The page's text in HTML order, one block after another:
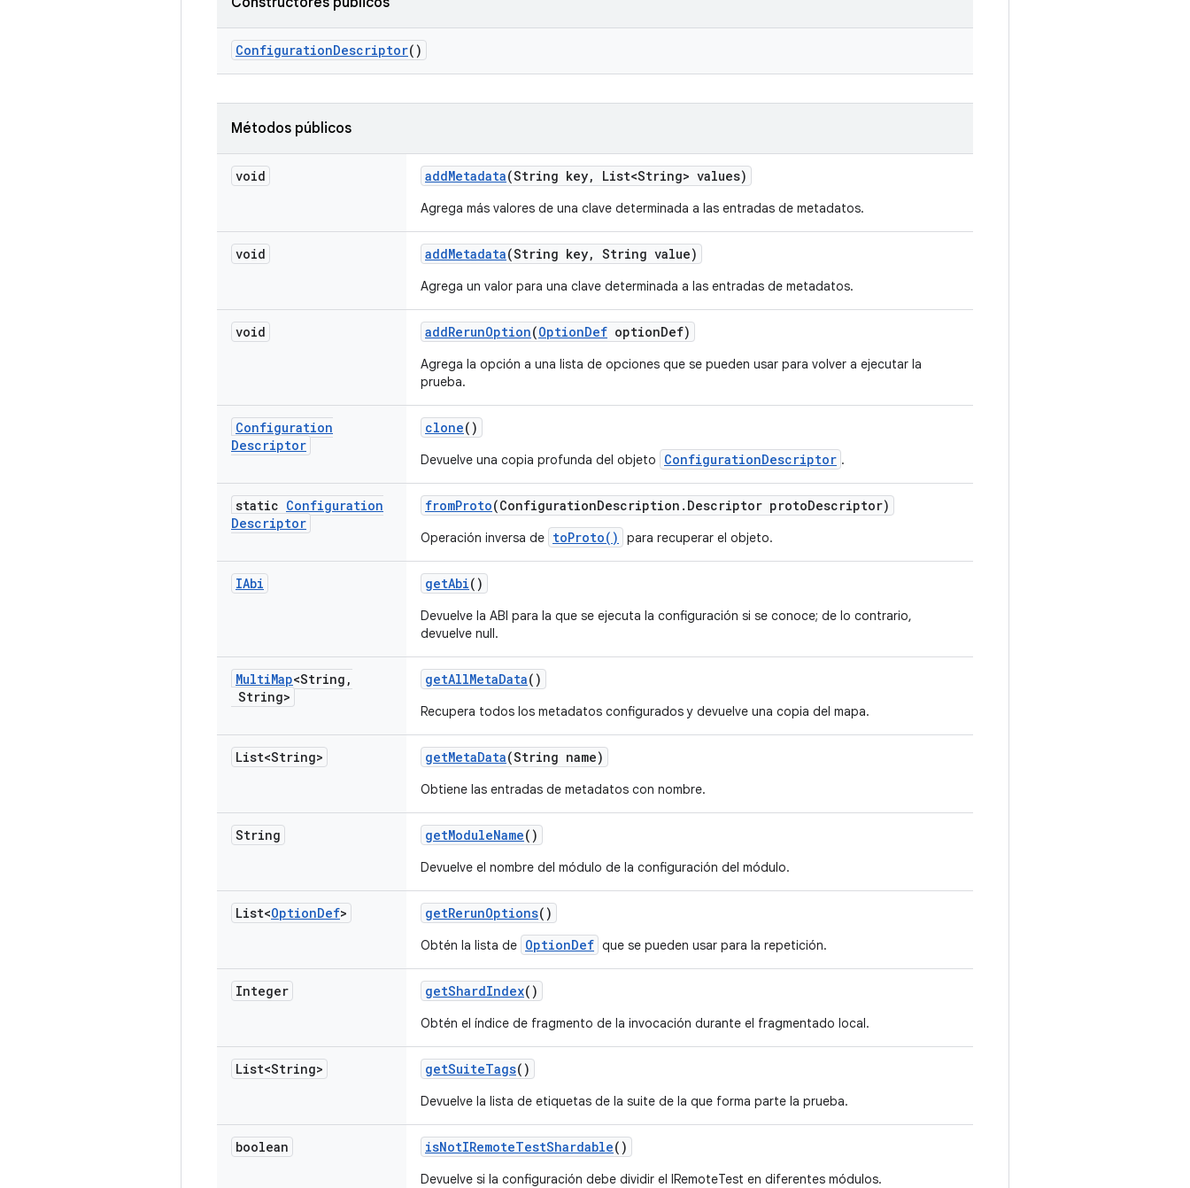
ConfigurationDescriptor()
Métodos públicos
void addMetadata(String key, List<String> values)
Agrega más valores de una clave determinada a las entradas de metadatos.
void addMetadata(String key, String value)
Agrega un valor para una clave determinada a las entradas de metadatos.
void addRerunOption(OptionDef optionDef)
Agrega la opción a una lista de opciones que se pueden usar para volver a ejecutar la
prueba.
Configuration
Descriptor
clone()
Devuelve una copia profunda del objeto ConfigurationDescriptor .
static Configuration
Descriptor
fromProto(ConfigurationDescription . Descriptor protoDescriptor)
Operación inversa de toProto() para recuperar el objeto.
IAbi getAbi()
Devuelve la ABI para la que se ejecuta la configuración si se conoce; de lo contrario,
devuelve null.
MultiMap<String ,
String>
getAllMetaData()
Recupera todos los metadatos configurados y devuelve una copia del mapa.
List<String> getMetaData(String name)
Obtiene las entradas de metadatos con nombre.
String getModuleName()
Devuelve el nombre del módulo de la configuración del módulo.
List<OptionDef> getRerunOptions()
Obtén la lista de OptionDef que se pueden usar para la repetición.
Integer getShardIndex()
Obtén el índice de fragmento de la invocación durante el fragmentado local.
List<String> getSuiteTags()
Devuelve la lista de etiquetas de la suite de la que forma parte la prueba.
boolean isNotIRemoteTestShardable()
Devuelve si la configuración debe dividir el IRemoteTest en diferentes módulos.